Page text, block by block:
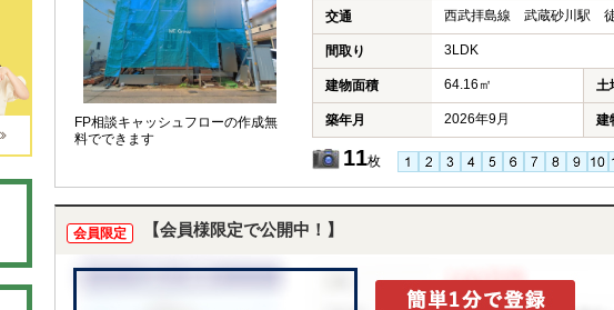
FP相談キャッシュフローの作成無
料でできます
交通 西武拝島線 武蔵砂川駅
間取り 3LDK
建物面積 64.16㎡ 土
築年月 2026年9月 建
11枚
会員限定 【会員様限定で公開中！】